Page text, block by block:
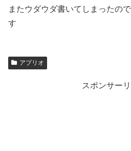
またウダウダ書いてしまったの
す
アプリオ
スポンサー